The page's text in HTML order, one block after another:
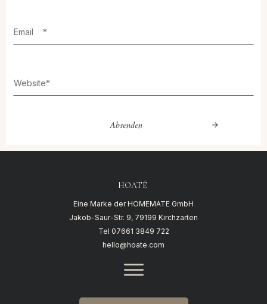
Absenden
HOATÉ
Eine Marke der HOMEMATE GmbH
Jakob-Saur-Str. 9, 79199 Kirchzarten
Tel 07661 3849 722
hello@hoate.com